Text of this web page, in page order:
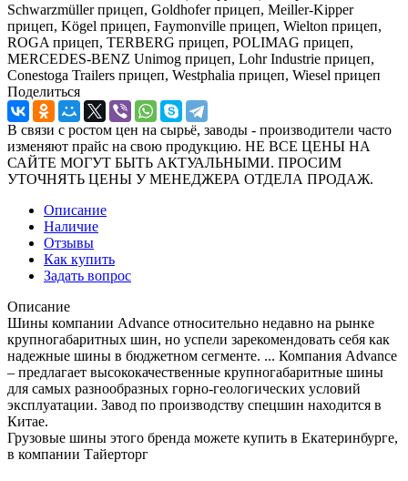
Schwarzmüller прицеп, Goldhofer прицеп, Meiller-Kipper
прицеп, Kögel прицеп, Faymonville прицеп, Wielton прицеп,
ROGA прицеп, TERBERG прицеп, POLIMAG прицеп,
MERCEDES-BENZ Unimog прицеп, Lohr Industrie прицеп,
Conestoga Trailers прицеп, Westphalia прицеп, Wiesel прицеп
Поделиться
В связи с ростом цен на сырьё, заводы - производители часто
изменяют прайс на свою продукцию. НЕ ВСЕ ЦЕНЫ НА
САЙТЕ МОГУТ БЫТЬ АКТУАЛЬНЫМИ. ПРОСИМ
УТОЧНЯТЬ ЦЕНЫ У МЕНЕДЖЕРА ОТДЕЛА ПРОДАЖ.
Описание
Наличие
Отзывы
Как купить
Задать вопрос
Описание
Шины компании Advance относительно недавно на рынке
крупногабаритных шин, но успели зарекомендовать себя как
надежные шины в бюджетном сегменте. ... Компания Advance
– предлагает высококачественные крупногабаритные шины
для самых разнообразных горно-геологических условий
эксплуатации. Завод по производству спецшин находится в
Китае.
Грузовые шины этого бренда можете купить в Екатеринбурге,
в компании Тайерторг